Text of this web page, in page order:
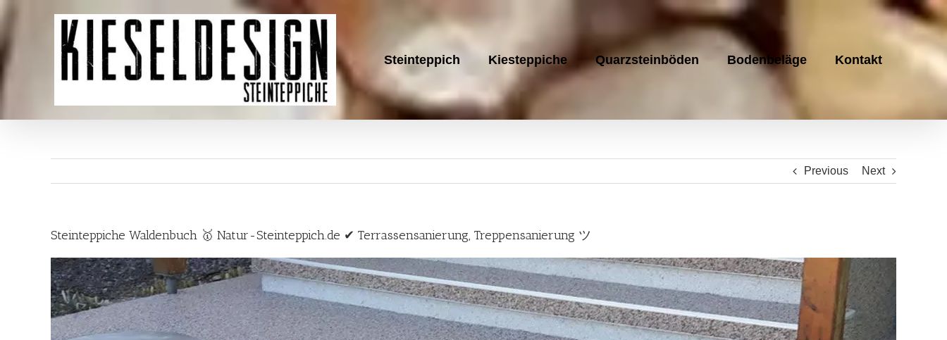
Steinteppich Kiesteppiche Quarzsteinböden Bodenbeläge Kontakt
Previous Next
Steinteppiche Waldenbuch 🥇 Natur-Steinteppich.de ✔ Terrassensanierung, Treppensanierung ツ